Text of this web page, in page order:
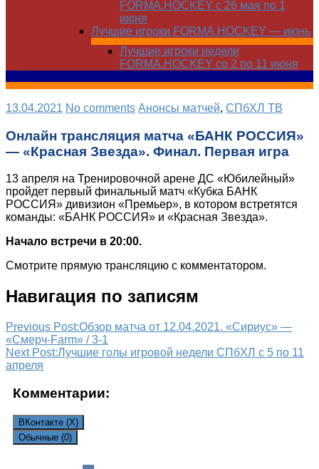
FORMA.HOCKEY с 26 мая по 1
июня
Лучшие игроки FORMA.HOCKEY — июнь
Лучшие игроки недели
FORMA.HOCKEY со 2 по 11 июня
13.04.2021 No comments Анонсы матчей, СПбХЛ ТВ
Онлайн трансляция матча «БАНК РОССИЯ»
— «Красная Звезда». Финал. Первая игра
13 апреля на Тренировочной арене ДС «Юбилейный»
пройдет первый финальный матч «Кубка БАНК
РОССИЯ» дивизион «Премьер», в котором встретятся
команды: «БАНК РОССИЯ» и «Красная Звезда».
Начало встречи в 20:00.
Смотрите прямую трансляцию с комментатором.
Навигация по записям
Previous Post:Обзор матча от 12.04.2021. «Сириус» —
«Смерч-Farm» / 3-1
Next Post:Лучшие голы игровой недели СПбХЛ с 5 по 11
апреля
Комментарии:
ВКонтакте (X)
Обычные (0)